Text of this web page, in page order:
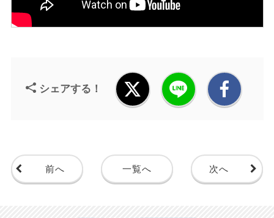
シェアする！
前へ 一覧へ 次へ